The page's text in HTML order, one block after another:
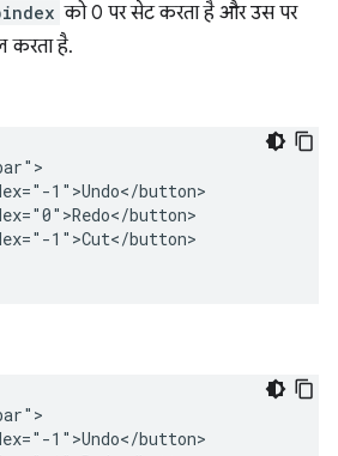
को 0 पर सेट करता है और उस पर
करता है.
1">Undo</button>
button>
1">Cut</button>
1">Undo</button>